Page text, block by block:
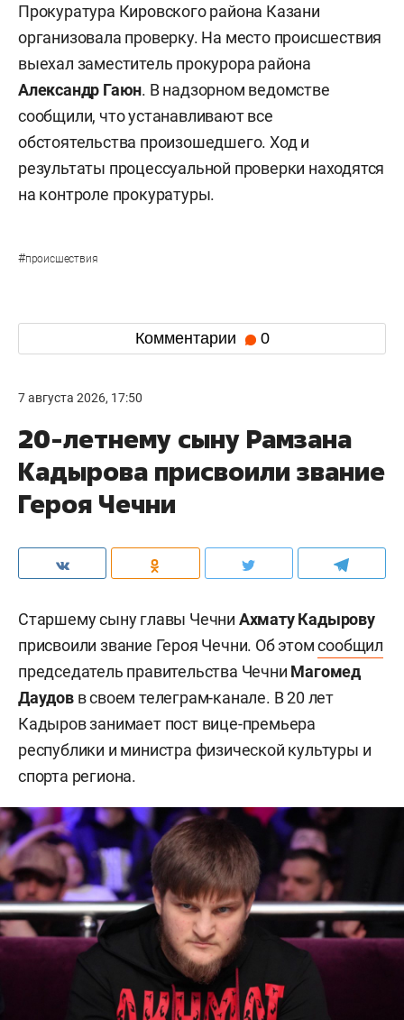
Прокуратура Кировского района Казани
организовала проверку. На место происшествия
выехал заместитель прокурора района
Александр Гаюн. В надзорном ведомстве
сообщили, что устанавливают все
обстоятельства произошедшего. Ход и
результаты процессуальной проверки находятся
на контроле прокуратуры.
#происшествия
Комментарии 0
7 августа 2026, 17:50
20-летнему сыну Рамзана
Кадырова присвоили звание
Героя Чечни
Старшему сыну главы Чечни Ахмату Кадырову
присвоили звание Героя Чечни. Об этомсообщил
председатель правительства Чечни Магомед
Даудов в своем телеграм-канале. В 20 лет
Кадыров занимает пост вице-премьера
республики и министра физической культуры и
спорта региона.